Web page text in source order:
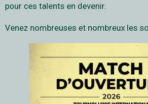
pour ces talents en devenir.
Venez nombreuses et nombreux les